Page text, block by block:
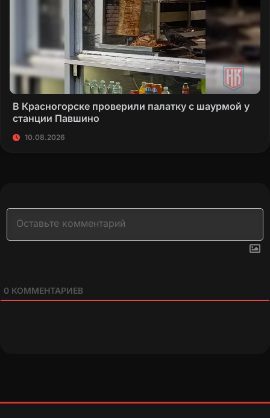
В Красногорске проверили палатку с шаурмой у
станции Павшино
10.08.2026
0 КОММЕНТАРИЕВ